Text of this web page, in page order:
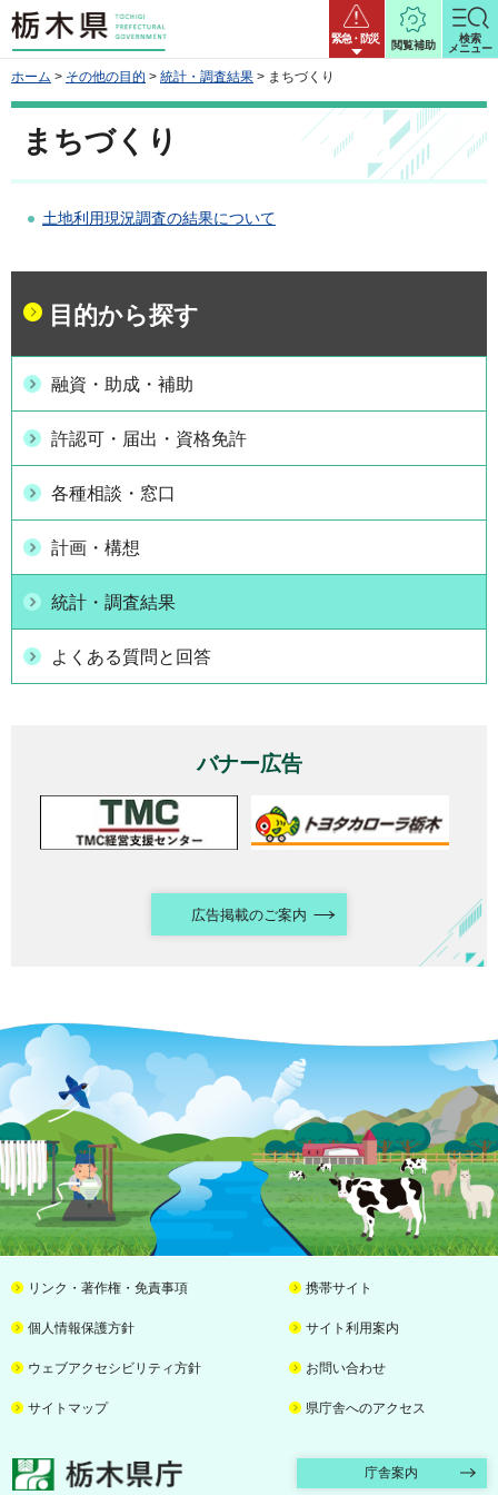
栃木県 緊急・防災
閲覧補助
検索
メニュー
ホーム > その他の目的 > 統計・調査結果 > まちづくり
まちづくり
土地利用現況調査の結果について
目的から探す
融資・助成・補助
許認可・届出・資格免許
各種相談・窓口
計画・構想
統計・調査結果
よくある質問と回答
バナー広告
広告掲載のご案内
リンク・著作権・免責事項 携帯サイト
個人情報保護方針 サイト利用案内
ウェブアクセシビリティ方針 お問い合わせ
サイトマップ 県庁舎へのアクセス
栃木県庁 庁舎案内